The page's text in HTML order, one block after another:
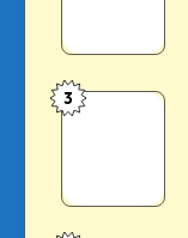
de
son
mode
Pourquoi
est
3